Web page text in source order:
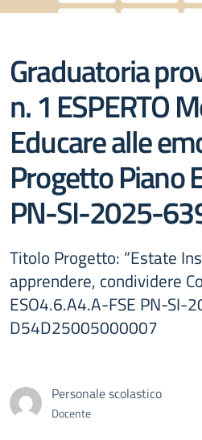
Graduatoria
n. 1 ESPERTO
Educare alle
Progetto Piano
PN-SI-2025-
Titolo Progetto: “Estate
apprendere, condividere
ESO4.6.A4.A-FSE PN-SI-
D54D25005000007
Personale scolastico
Docente